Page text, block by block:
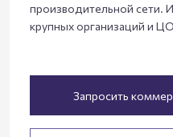
производительной сети.
крупных организаций и
Запросить